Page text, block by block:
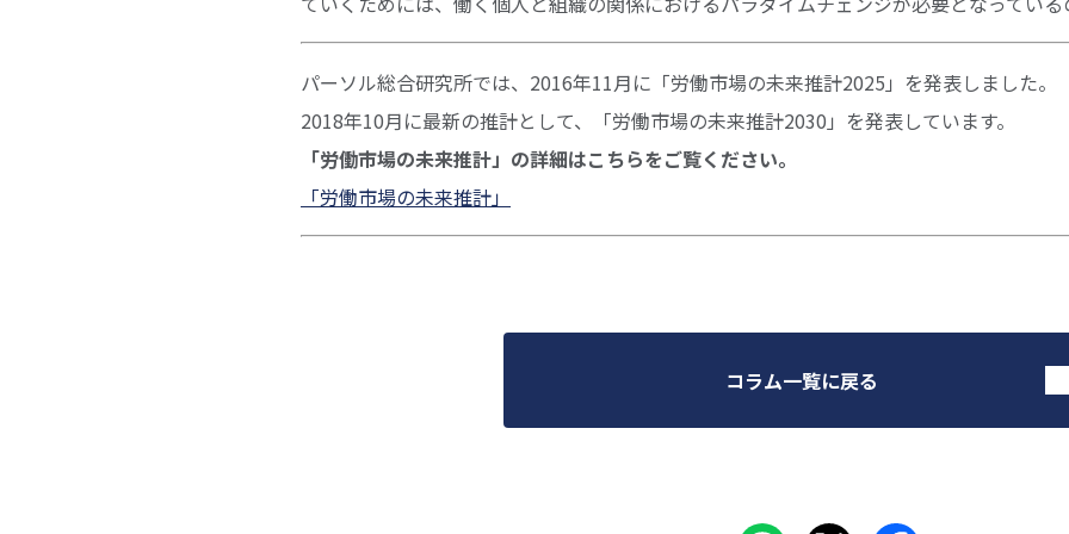
パーソル総合研究所では、2016年11月に「労働市場の未来推計2025」を発表しました。
2018年10月に最新の推計として、「労働市場の未来推計2030」を発表しています。
「労働市場の未来推計」の詳細はこちらをご覧ください。
「労働市場の未来推計」
コラム一覧に戻る